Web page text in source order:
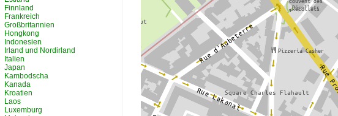
Finnland
Frankreich
Großbritannien
Hongkong
Indonesien
Irland und Nordirland
Italien
Japan
Kambodscha
Kanada
Kroatien
Laos
Luxemburg